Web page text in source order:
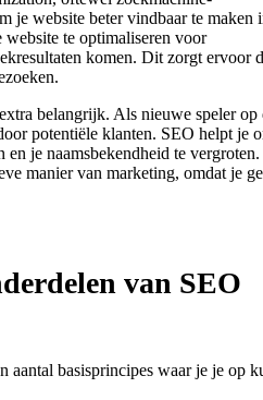
je website beter vindbaar te maken
te optimaliseren voor
komen. Dit zorgt ervoor
belangrijk. Als nieuwe speler op
potentiële klanten. SEO helpt je
je naamsbekendheid te vergroten.
manier van marketing, omdat je
van SEO
aantal basisprincipes waar je je op